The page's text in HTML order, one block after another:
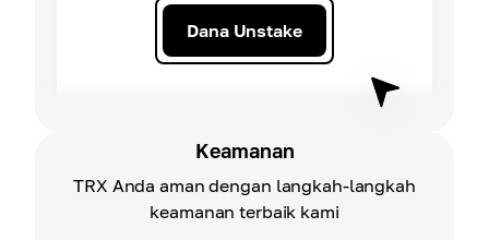
Dana Unstake
Keamanan
TRX Anda aman dengan langkah-langkah
keamanan terbaik kami